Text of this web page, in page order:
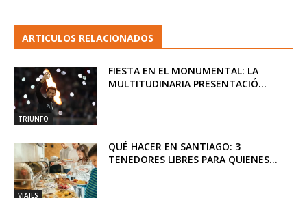
ARTICULOS RELACIONADOS
TRIUNFO
FIESTA EN EL MONUMENTAL: LA
MULTITUDINARIA PRESENTACIÓ...
VIAJES
QUÉ HACER EN SANTIAGO: 3
TENEDORES LIBRES PARA QUIENES...